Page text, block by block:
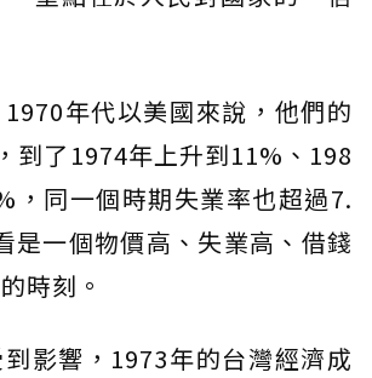
年代以美國來說，他們的
到了1974年上升到11%、198
，同一個時期失業率也超過7.
是一個物價高、失業高、借錢
時刻。
影響，1973年的台灣經濟成